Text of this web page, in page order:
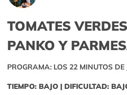
TOMATES
PANKO Y
PROGRAMA: LOS 22 MINUTOS DE
TIEMPO: BAJO | DIFICULTAD: